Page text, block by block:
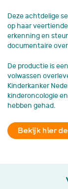
Deze achtdelige
op haar
erkenning en
documentaire
De productie is
volwassen
Kinderkanker
kinderoncologie
hebben gehad.
Bekijk hier